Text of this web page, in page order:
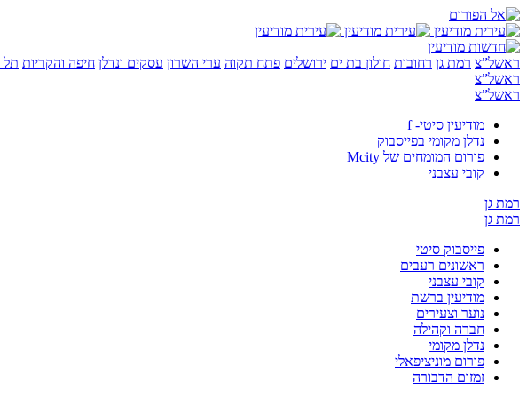
ראשל”צ רמת גן רחובות חולון בת ים ירושלים פתח תקוה ערי השרון עסקים ונדלן חיפה והקריות תל
ראשל”צ
ראשל”צ
מודיעין סיטי- f
נדלן מקומי בפייסבוק
פורום המומחים של Mcity
קובי עצבני
רמת גן
רמת גן
פייסבוק סיטי
ראשונים רעבים
קובי עצבני
מודיעין ברשת
נוער וצעירים
חברה וקהילה
נדלן מקומי
פורום מוניציפאלי
זמזום הדבורה